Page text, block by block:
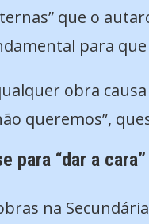
que o
para que
obra
queremos”,
para “dar a
na